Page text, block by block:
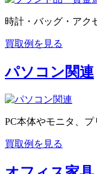
時計・バッグ・アク
買取例を見る
パソコン関連
PC本体やモニタ、
買取例を見る